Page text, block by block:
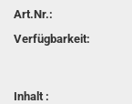
Art.Nr.:
Verfügbarkeit:
Inhalt :